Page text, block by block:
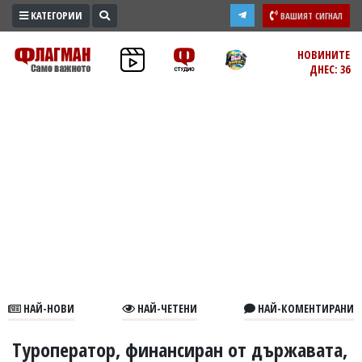
ПРОМО
ЗОНА
В
КАТЕГОРИИ ВАШИЯТ СИГНАЛ
НОВИНИТЕ
ДНЕС: 36
НАЙ-НОВИ НАЙ-ЧЕТЕНИ НАЙ-КОМЕНТИРАНИ
Туроператор, финансиран от държавата,